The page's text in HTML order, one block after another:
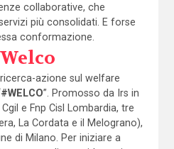
collaborative, che
più consolidati. E forse
conformazione.
azione sul welfare
”. Promosso da Irs in
e Fnp Cisl Lombardia, tre
La Cordata e il Melograno),
di Milano. Per iniziare a